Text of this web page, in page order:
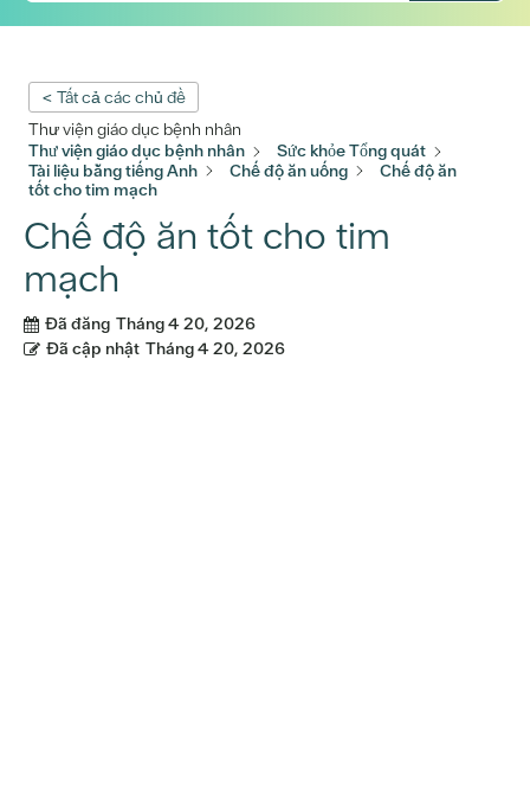
< Tất cả các chủ đề
Thư viện giáo dục bệnh nhân
Thư viện giáo dục bệnh nhân
Sức khỏe Tổng quát
Tài liệu bằng tiếng Anh
Chế độ ăn uống
Chế độ ăn
tốt cho tim mạch
Chế độ ăn tốt cho tim
mạch
Đã đăng Tháng 4 20, 2026
Đã cập nhật Tháng 4 20, 2026